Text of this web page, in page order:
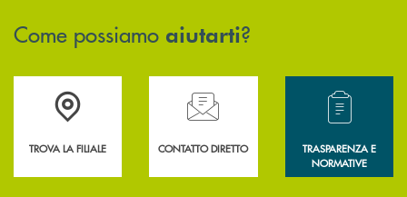
Come possiamo aiutarti?
Accedi all' elenco completo delle filiali .
TROVA LA FILIALE
Hai bisogno di assistenza immediata?
CONTATTO DIRETTO
Hai bisogno di
TRASPARENZA E
NORMATIVE